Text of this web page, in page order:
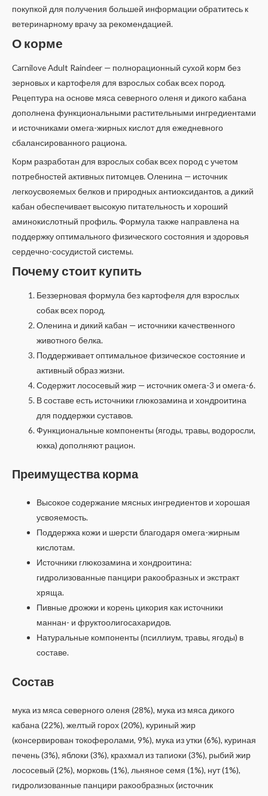
покупкой для получения большей информации обратитесь к
ветеринарному врачу за рекомендацией.
О корме
Carnilove Adult Raindeer — полнорационный сухой корм без
зерновых и картофеля для взрослых собак всех пород.
Рецептура на основе мяса северного оленя и дикого кабана
дополнена функциональными растительными ингредиентами
и источниками омега-жирных кислот для ежедневного
сбалансированного рациона.
Корм разработан для взрослых собак всех пород с учетом
потребностей активных питомцев. Оленина — источник
легкоусвояемых белков и природных антиоксидантов, а дикий
кабан обеспечивает высокую питательность и хороший
аминокислотный профиль. Формула также направлена на
поддержку оптимального физического состояния и здоровья
сердечно-сосудистой системы.
Почему стоит купить
Беззерновая формула без картофеля для взрослых
собак всех пород.
Оленина и дикий кабан — источники качественного
животного белка.
Поддерживает оптимальное физическое состояние и
активный образ жизни.
Содержит лососевый жир — источник омега-3 и омега-6.
В составе есть источники глюкозамина и хондроитина
для поддержки суставов.
Функциональные компоненты (ягоды, травы, водоросли,
юкка) дополняют рацион.
Преимущества корма
Высокое содержание мясных ингредиентов и хорошая
усвояемость.
Поддержка кожи и шерсти благодаря омега-жирным
кислотам.
Источники глюкозамина и хондроитина:
гидролизованные панцири ракообразных и экстракт
хряща.
Пивные дрожжи и корень цикория как источники
маннан- и фруктоолигосахаридов.
Натуральные компоненты (псиллиум, травы, ягоды) в
составе.
Состав
мука из мяса северного оленя (28%), мука из мяса дикого
кабана (22%), желтый горох (20%), куриный жир
(консервирован токоферолами, 9%), мука из утки (6%), куриная
печень (3%), яблоки (3%), крахмал из тапиоки (3%), рыбий жир
лососевый (2%), морковь (1%), льняное семя (1%), нут (1%),
гидролизованные панцири ракообразных (источник